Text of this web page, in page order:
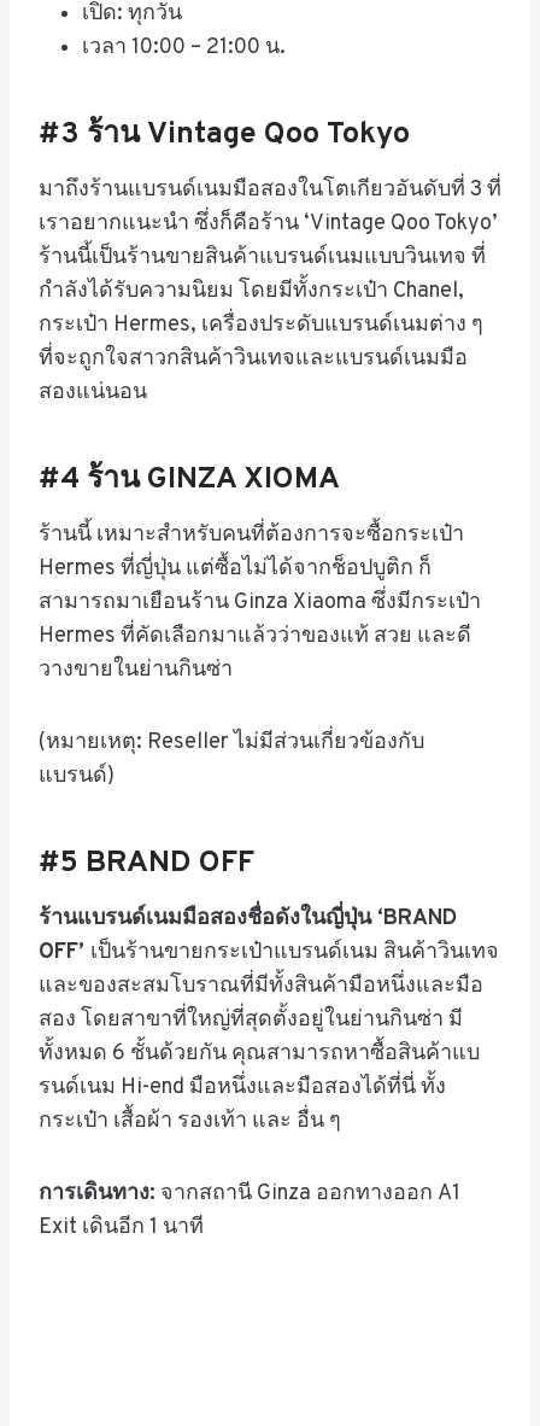
เปิด: ทุกวัน
เวลา 10:00 – 21:00 น.
#3 ร้านVintage Qoo Tokyo
มาถึงร้านแบรนด์เนมมือสองในโตเกียวอันดับที่ 3 ที่
เราอยากแนะนำ ซึ่งก็คือร้าน ‘Vintage Qoo Tokyo’
ร้านนี้เป็นร้านขายสินค้าแบรนด์เนมแบบวินเทจ ที่
กำลังได้รับความนิยม โดยมีทั้งกระเป๋า Chanel,
กระเป๋า Hermes, เครื่องประดับแบรนด์เนมต่าง ๆ
ที่จะถูกใจสาวกสินค้าวินเทจและแบรนด์เนมมือ
สองแน่นอน
#4 ร้านGINZA XIOMA
ร้านนี้ เหมาะสำหรับคนที่ต้องการจะซื้อกระเป๋า
Hermes ที่ญี่ปุ่น แต่ซื้อไม่ได้จากช็อปบูติก ก็
สามารถมาเยือนร้าน Ginza Xiaoma ซึ่งมีกระเป๋า
Hermes ที่คัดเลือกมาแล้วว่าของแท้ สวย และดี
วางขายในย่านกินซ่า
(หมายเหตุ: Reseller ไม่มีส่วนเกี่ยวข้องกับ
แบรนด์)
#5 BRAND OFF
ร้านแบรนด์เนมมือสองชื่อดังในญี่ปุ่น‘BRAND
OFF’ เป็นร้านขายกระเป๋าแบรนด์เนม สินค้าวินเทจ
และของสะสมโบราณที่มีทั้งสินค้ามือหนึ่งและมือ
สอง โดยสาขาที่ใหญ่ที่สุดตั้งอยู่ในย่านกินซ่า มี
ทั้งหมด 6 ชั้นด้วยกัน คุณสามารถหาซื้อสินค้าแบ
รนด์เนม Hi-end มือหนึ่งและมือสองได้ที่นี่ ทั้ง
กระเป๋า เสื้อผ้า รองเท้า และ อื่น ๆ
การเดินทาง: จากสถานี Ginza ออกทางออก A1
Exit เดินอีก 1 นาที